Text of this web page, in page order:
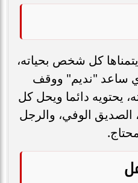
كل شخص بحياته،
ساعد "نديم" ووقف
يحتويه دائما ويحل كل
الصديق الوفي، والرجل